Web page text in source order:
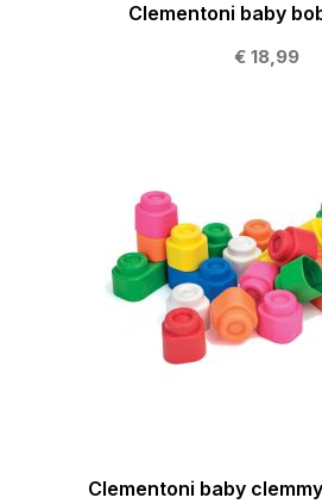
Clementoni baby
€ 18,99
Clementoni baby